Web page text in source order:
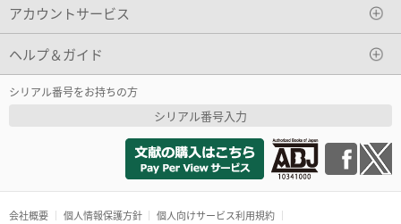
アカウントサービス
ヘルプ＆ガイド
シリアル番号をお持ちの方
シリアル番号入力
会社概要 個人情報保護方針 個人向けサービス利用規約